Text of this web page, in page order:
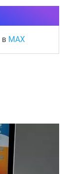
в MAX